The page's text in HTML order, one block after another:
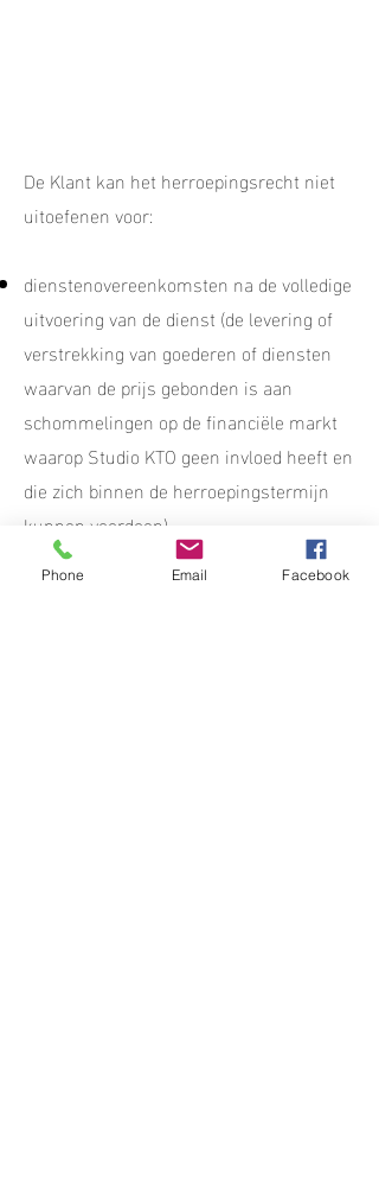
De Klant kan het herroepingsrecht niet
uitoefenen voor:
dienstenovereenkomsten na de volledige
uitvoering van de dienst (de levering of
verstrekking van goederen of diensten
waarvan de prijs gebonden is aan
schommelingen op de financiële markt
waarop Studio KTO geen invloed heeft en
die zich binnen de herroepingstermijn
kunnen voordoen)
de levering van volgens specificaties van
de Klant vervaardigde goederen, of die
Phone Email Facebook